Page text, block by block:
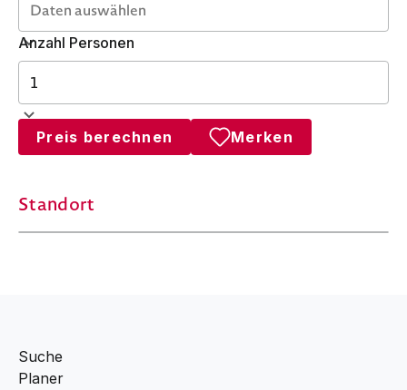
Anzahl Personen
Preis berechnen Merken
Standort
Suche
Planer